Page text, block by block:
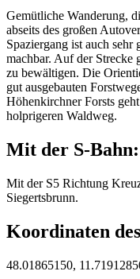
Gemütliche Wanderung,
abseits des großen
Spaziergang ist auch sehr
machbar. Auf der Strecke
zu bewältigen. Die
gut ausgebauten
Höhenkirchner Forsts
holprigeren Waldweg.
Mit der S-Bahn:
Mit der S5 Richtung
Siegertsbrunn.
Koordinaten
48.01865150,